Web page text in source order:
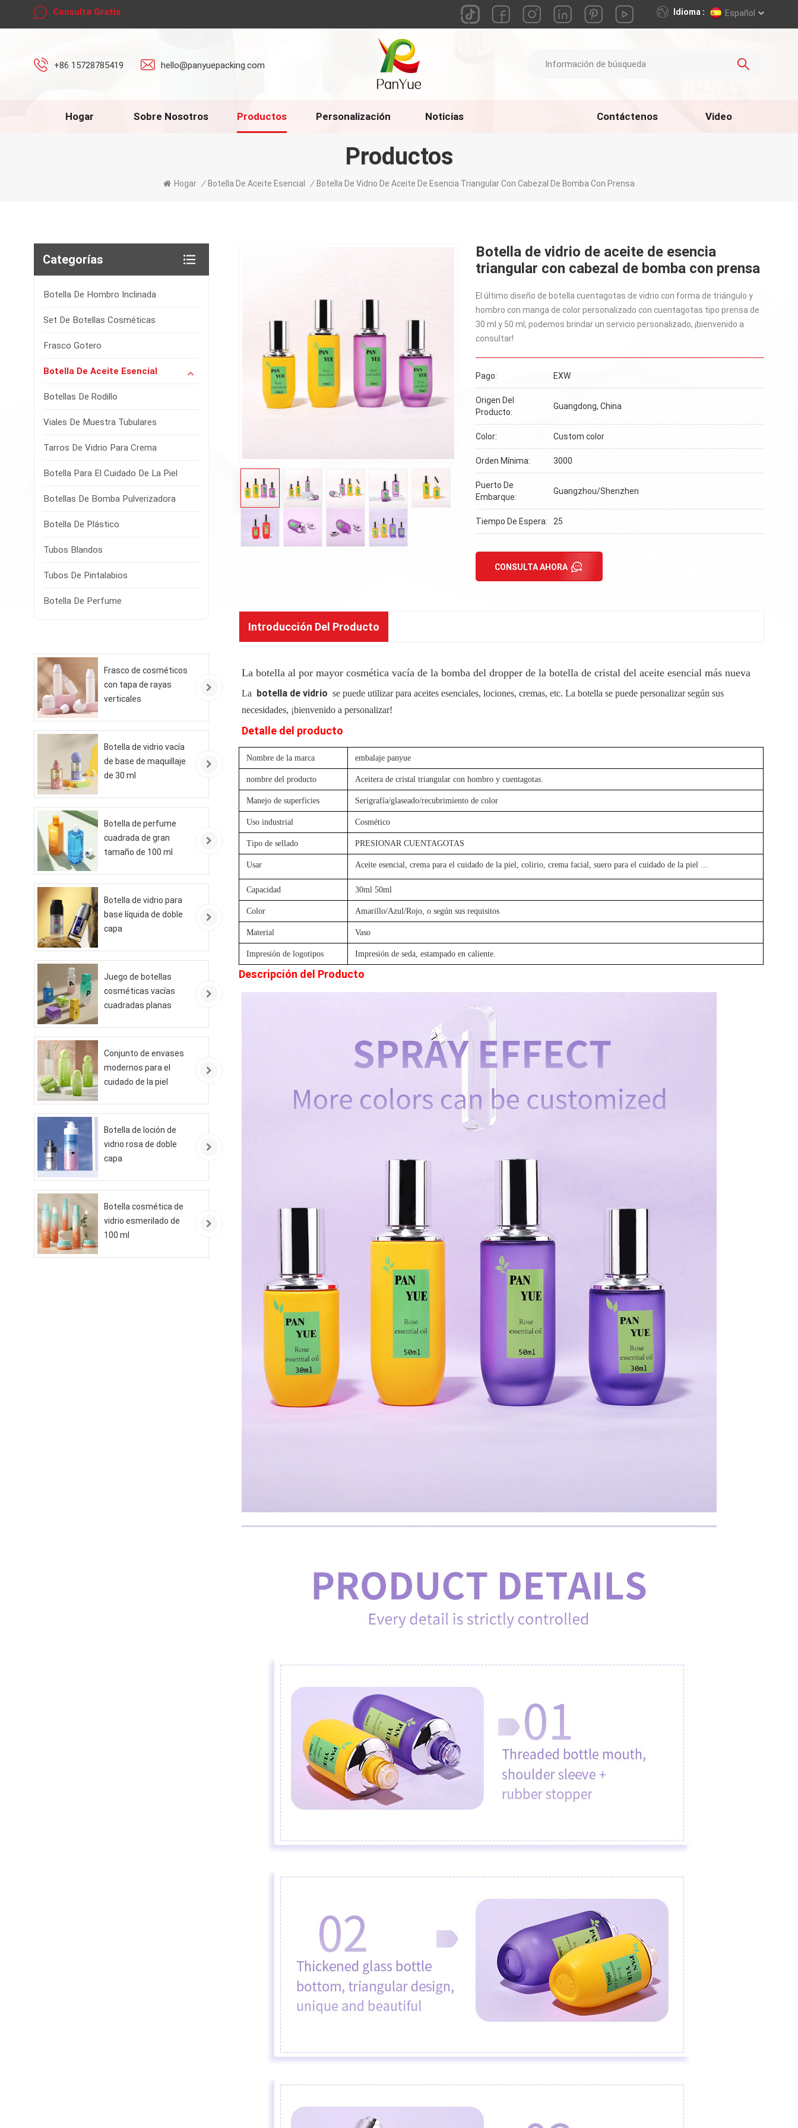
Consulta Gratis Idioma : Español
+86 15728785419 hello@panyuepacking.com
Hogar Sobre Nosotros Productos Personalización Noticias Contáctenos Video
Productos
Hogar / Botella De Aceite Esencial / Botella De Vidrio De Aceite De Esencia Triangular Con Cabezal De Bomba Con Prensa
Botella de vidrio de aceite de esencia
triangular con cabezal de bomba con prensa
El último diseño de botella cuentagotas de vidrio con forma de triángulo y
hombro con manga de color personalizado con cuentagotas tipo prensa de
30 ml y 50 ml, podemos brindar un servicio personalizado, ¡bienvenido a
consultar!
Pago: EXW
Origen Del
Producto:
Guangdong, China
Color: Custom color
Orden Mínima: 3000
Puerto De
Embarque:
Guangzhou/Shenzhen
Tiempo De Espera: 25
CONSULTA AHORA
Introducción Del Producto
La botella al por mayor cosmética vacía de la bomba del dropper de la botella de cristal del aceite esencial más nueva
La botella de vidrio se puede utilizar para aceites esenciales, lociones, cremas, etc. La botella se puede personalizar según sus
necesidades, ¡bienvenido a personalizar!
Detalle del producto
Nombre de la marca embalaje panyue
nombre del producto Aceitera de cristal triangular con hombro y cuentagotas.
Manejo de superficies Serigrafía/glaseado/recubrimiento de color
Uso industrial Cosmético
Tipo de sellado PRESIONAR CUENTAGOTAS
Usar Aceite esencial, crema para el cuidado de la piel, colirio, crema facial, suero para el cuidado de la piel ...
Capacidad 30ml 50ml
Color Amarillo/Azul/Rojo, o según sus requisitos
Material Vaso
Impresión de logotipos Impresión de seda, estampado en caliente.
Descripción del Producto
Categorías
Botella De Hombro Inclinada
Set De Botellas Cosméticas
Frasco Gotero
Botella De Aceite Esencial
Botellas De Rodillo
Viales De Muestra Tubulares
Tarros De Vidrio Para Crema
Botella Para El Cuidado De La Piel
Botellas De Bomba Pulverizadora
Botella De Plástico
Tubos Blandos
Tubos De Pintalabios
Botella De Perfume
Frasco de cosméticos
con tapa de rayas
verticales
Botella de vidrio vacía
de base de maquillaje
de 30 ml
Botella de perfume
cuadrada de gran
tamaño de 100 ml
Botella de vidrio para
base líquida de doble
capa
Juego de botellas
cosméticas vacías
cuadradas planas
Conjunto de envases
modernos para el
cuidado de la piel
Botella de loción de
vidrio rosa de doble
capa
Botella cosmética de
vidrio esmerilado de
100 ml